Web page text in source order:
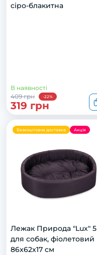
сіро-блакитна
В наявності
409 грн
-22%
319 грн
Безкоштовна доставка Акція
Лежак Природа "Lux" 5
для собак, фіолетовий
86x62x17 см